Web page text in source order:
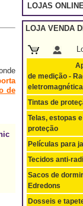
de
LOJAS
LOJA VENDA
de medição -
Tintas de
Telas, estopas
proteção
Películas para
Tecidos anti-
Sacos de
Edredons
Dosseis e